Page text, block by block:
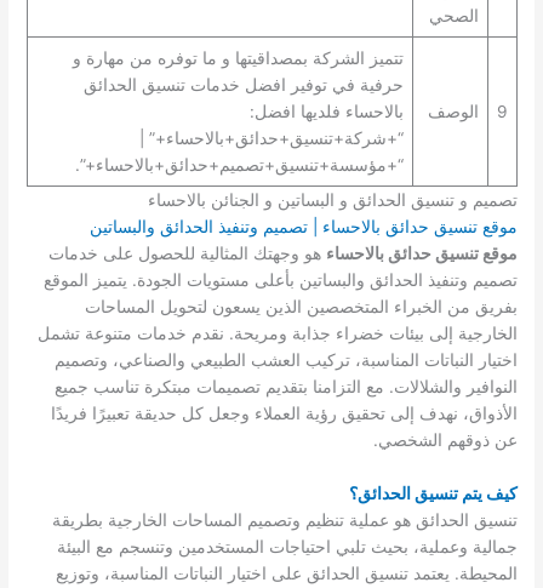
الصحي
9 الوصف
تتميز الشركة بمصداقيتها و ما توفره من مهارة و
حرفية في توفير افضل خدمات تنسيق الحدائق
بالاحساء فلديها افضل:
“+شركة+تنسيق+حدائق+بالاحساء+” |
“+مؤسسة+تنسيق+تصميم+حدائق+بالاحساء+”.
تصميم و تنسيق الحدائق و البساتين و الجنائن بالاحساء
موقع تنسيق حدائق بالاحساء | تصميم وتنفيذ الحدائق والبساتين
موقع تنسيق حدائق بالاحساء هو وجهتك المثالية للحصول على خدمات
تصميم وتنفيذ الحدائق والبساتين بأعلى مستويات الجودة. يتميز الموقع
بفريق من الخبراء المتخصصين الذين يسعون لتحويل المساحات
الخارجية إلى بيئات خضراء جذابة ومريحة. نقدم خدمات متنوعة تشمل
اختيار النباتات المناسبة، تركيب العشب الطبيعي والصناعي، وتصميم
النوافير والشلالات. مع التزامنا بتقديم تصميمات مبتكرة تناسب جميع
الأذواق، نهدف إلى تحقيق رؤية العملاء وجعل كل حديقة تعبيرًا فريدًا
عن ذوقهم الشخصي.
كيف يتم تنسيق الحدائق؟
تنسيق الحدائق هو عملية تنظيم وتصميم المساحات الخارجية بطريقة
جمالية وعملية، بحيث تلبي احتياجات المستخدمين وتنسجم مع البيئة
المحيطة. يعتمد تنسيق الحدائق على اختيار النباتات المناسبة، وتوزيع